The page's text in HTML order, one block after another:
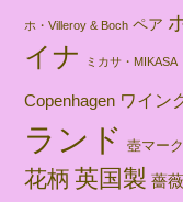
ホ・Villeroy & Boch ペア
イナ
ミカサ・MIKASA
Copenhagen ワイン
ランド 壺マーク
花柄 英国製 薔